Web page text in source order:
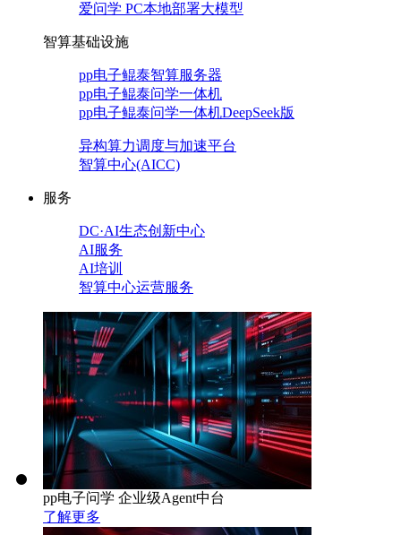
爱问学 PC本地部署大模型
智算基础设施
pp电子鲲泰智算服务器
pp电子鲲泰问学一体机
pp电子鲲泰问学一体机DeepSeek版
异构算力调度与加速平台
智算中心(AICC)
服务
DC·AI生态创新中心
AI服务
AI培训
智算中心运营服务
pp电子问学 企业级Agent中台
了解更多